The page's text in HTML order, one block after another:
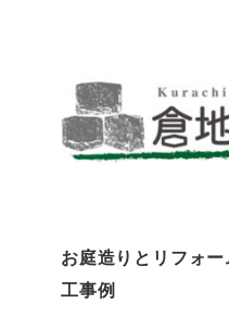
お庭造りとリフォー
工事例